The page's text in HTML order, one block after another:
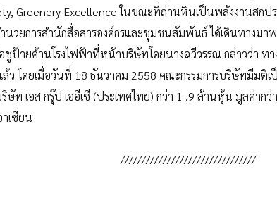
Greenery Excellence ในขณะที่ถ่านหินเป็นพลังงานสก
นวยการสำนักสื่อสารองค์กรและชุมชนสัมพันธ์ ได้เดินทางมา
ป้ายค้านโรงไฟฟ้าที่หน้าบริษัทโดยนางฉวีวรรณ กล่าวว่า ทา
โดยเมื่อวันที่ 18 ธันวาคม 2558 คณะกรรมการบริษัทมีมติเ
ท เอส กรุ๊ป เออีเซี (ประเทศไทย) กว่า 1 .9 ล้านหุ้น มูลค่าก
เซียน
////////////////////////////////